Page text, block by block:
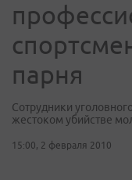
парня
Сотрудники
жестоком убийстве
15:00, 2 февраля 2010